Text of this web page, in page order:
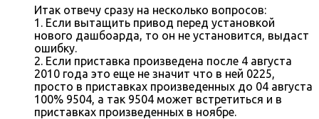
Итак отвечу сразу на несколько вопросов:
1. Если вытащить привод перед установкой
нового дашбоарда, то он не установится, выдаст
ошибку.
2. Если приставка произведена после 4 августа
2010 года это еще не значит что в ней 0225,
просто в приставках произведенных до 04 августа
100% 9504, а так 9504 может встретиться и в
приставках произведенных в ноябре.